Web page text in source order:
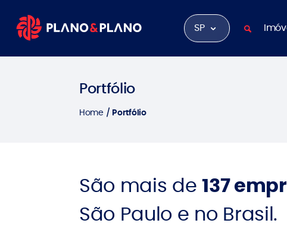
SP
Portfólio
Home Portfólio
São mais de137
São Paulo e no Brasil.